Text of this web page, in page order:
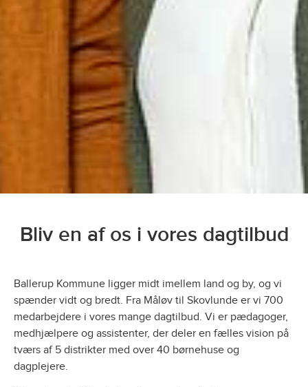
Bliv en af os i vores dagtilbud
Ballerup Kommune ligger midt imellem land og by, og vi
spænder vidt og bredt. Fra Måløv til Skovlunde er vi 700
medarbejdere i vores mange dagtilbud. Vi er pædagoger,
medhjælpere og assistenter, der deler en fælles vision på
tværs af 5 distrikter med over 40 børnehuse og
dagplejere.